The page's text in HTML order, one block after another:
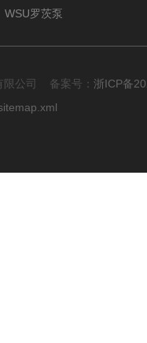
WSU罗茨泵
限公司 备案号： 浙ICP备